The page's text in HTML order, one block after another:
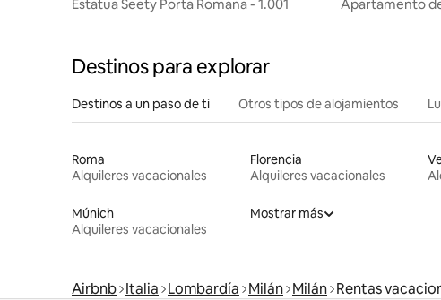
Estatua Seety Porta Romana - 1.001
Apartamento
Destinos para explorar
Destinos a un paso de ti Otros tipos de alojamientos
Roma
Alquileres vacacionales
Florencia
Alquileres vacacionales
Múnich
Alquileres vacacionales
Mostrar más
Airbnb Italia Lombardía Milán Milán Rentas